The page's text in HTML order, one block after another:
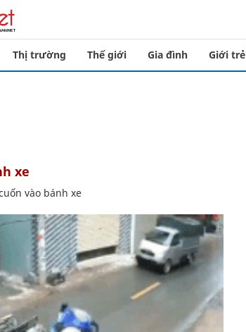
Thị trường Thế giới Gia đình Giới trẻ
xe
vào bánh xe